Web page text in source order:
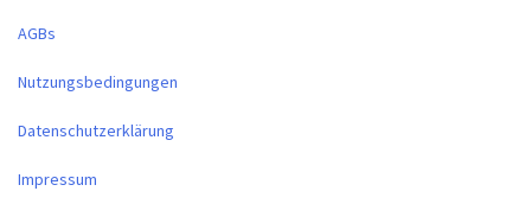
AGBs
Nutzungsbedingungen
Datenschutzerklärung
Impressum